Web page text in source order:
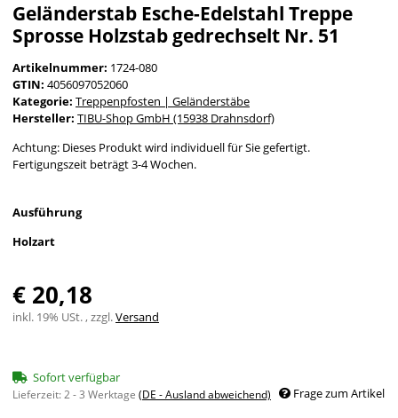
Geländerstab Esche-Edelstahl Treppe
Sprosse Holzstab gedrechselt Nr. 51
Artikelnummer: 1724-080
GTIN: 4056097052060
Kategorie: Treppenpfosten | Geländerstäbe
Hersteller: TIBU-Shop GmbH (15938 Drahnsdorf)
Achtung: Dieses Produkt wird individuell für Sie gefertigt.
Fertigungszeit beträgt 3-4 Wochen.
Ausführung
Holzart
€ 20,18
inkl. 19% USt. , zzgl.Versand
Sofort verfügbar
Lieferzeit:2 - 3 Werktage (DE - Ausland abweichend) Frage zum Artikel